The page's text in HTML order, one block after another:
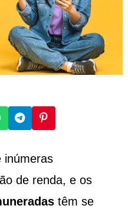
inúmeras
de renda, e os
têm se